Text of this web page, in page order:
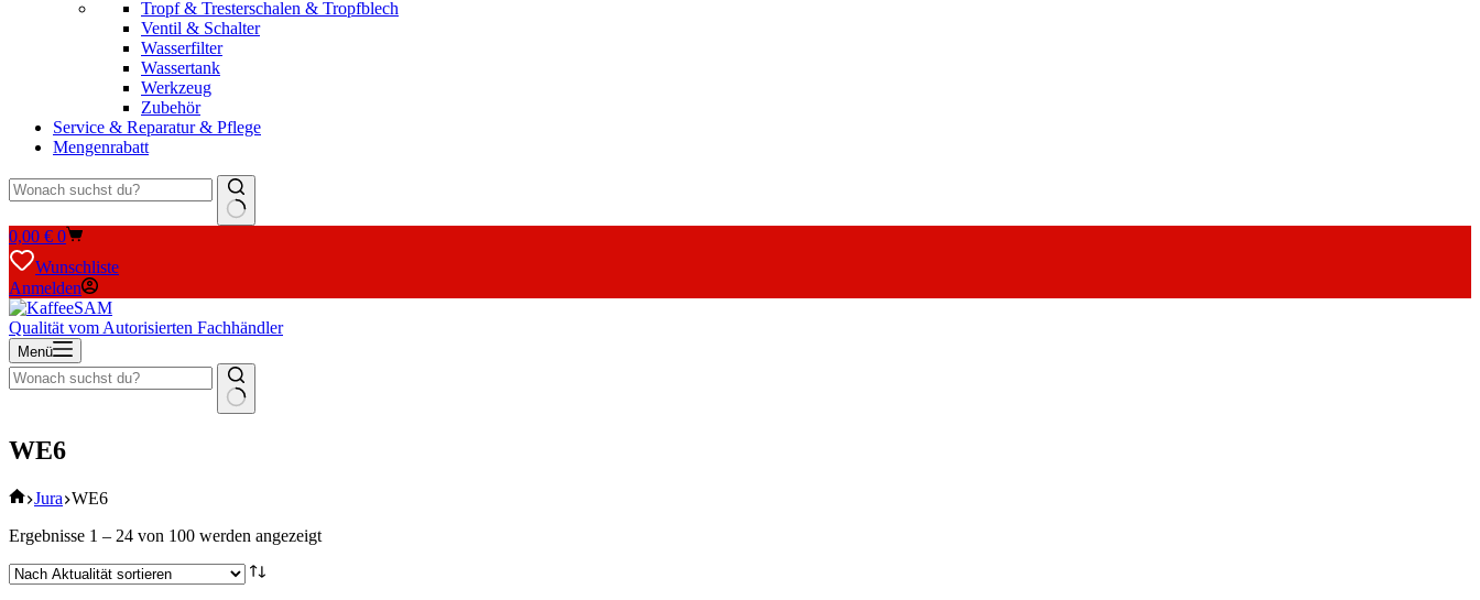
Tropf & Tresterschalen & Tropfblech
Ventil & Schalter
Wasserfilter
Wassertank
Werkzeug
Zubehör
Service & Reparatur & Pflege
Mengenrabatt
Keine
Ergebnisse
Warenkorb
0,00 € 0
Wunschliste
Anmelden
Qualität vom Autorisierten Fachhändler
Menü
Ergebnisse
WE6
Start
Jura WE6
Ergebnisse 1 – 24 von 100 werden angezeigtNach